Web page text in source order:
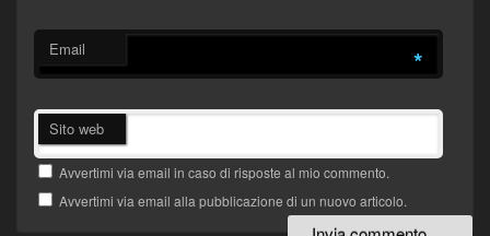
Email *
Sito web
Avvertimi via email in caso di risposte al mio commento.
Avvertimi via email alla pubblicazione di un nuovo articolo.